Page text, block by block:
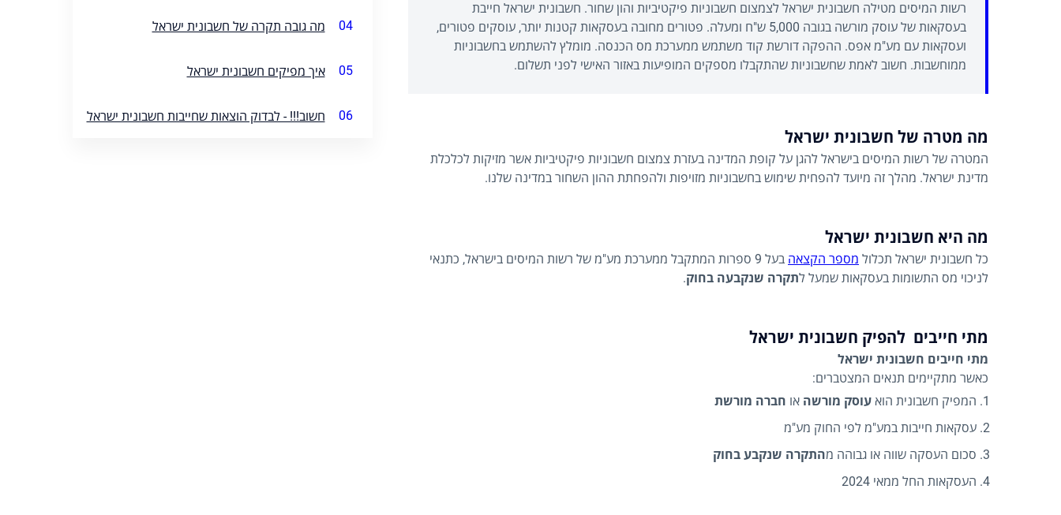
04 מה גובה תקרה של חשבונית ישראל
05 איך מפיקים חשבונית ישראל
06 חשוב!!! - לבדוק הוצאות שחייבות חשבונית ישראל
רשות המיסים מטילה חשבונית ישראל לצמצום חשבוניות פיקטיביות והון שחור. חשבונית ישראל חייבת
בעסקאות של עוסק מורשה בגובה 5,000 ש"ח ומעלה. פטורים מחובה בעסקאות קטנות יותר, עוסקים פטורים,
ועסקאות עם מע"מ אפס. ההפקה דורשת קוד משתמש ממערכת מס הכנסה. מומלץ להשתמש בחשבוניות
ממוחשבות. חשוב לאמת שחשבוניות שהתקבלו מספקים המופיעות באזור האישי לפני תשלום.
מה מטרה של חשבונית ישראל
המטרה של רשות המיסים בישראל להגן על קופת המדינה בעזרת צמצום חשבוניות פיקטיביות אשר מזיקות לכלכלת
מדינת ישראל. מהלך זה מיועד להפחית שימוש בחשבוניות מזויפות ולהפחתת ההון השחור במדינה שלנו.
מה היא חשבונית ישראל
כל חשבונית ישראל תכלול מספר הקצאה
בעל 9 ספרות המתקבל ממערכת מע"מ של רשות המיסים בישראל, כתנאי
לניכוי מס התשומות בעסקאות שמעל לתקרה שנקבעה בחוק.
מתי חייבים להפיק חשבונית ישראל
מתי חייבים חשבונית ישראל
כאשר מתקיימים תנאים המצטברים:
המפיק חשבונית הוא עוסק מורשה או חברה מורשת
עסקאות חייבות במע"מ לפי החוק מע"מ
סכום העסקה שווה או גבוהה מהתקרה שנקבע בחוק
העסקאות החל ממאי 2024